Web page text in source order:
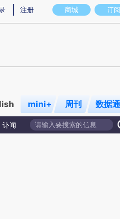
实意图存在偏差。不代表财新观点和立场
商城 订阅
注册
mini+ 周刊 数据通
讣闻